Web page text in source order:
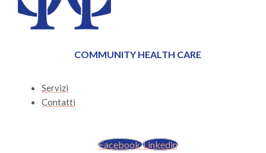
COMMUNITY HEALTH CARE
Servizi
Contatti
Facebook Linkedin